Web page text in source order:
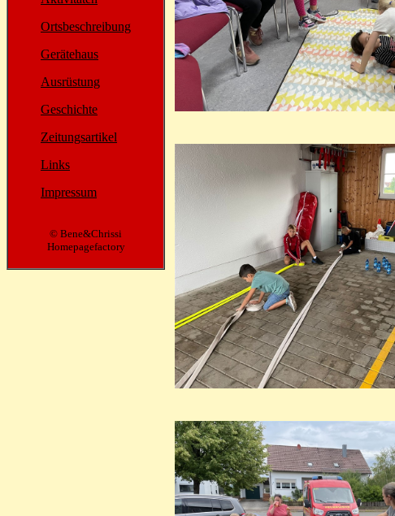
Ortsbeschreibung
Gerätehaus
Ausrüstung
Geschichte
Zeitungsartikel
Links
Impressum
© Bene&Chrissi
Homepagefactory